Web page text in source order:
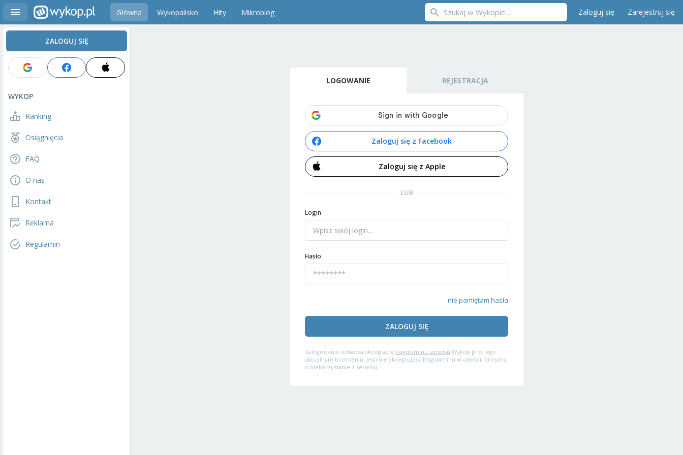
Główna Wykopalisko Hity Mikroblog Zaloguj się Zarejestruj się
ZALOGUJ SIĘ
WYKOP
Ranking
Osiągnięcia
FAQ
O nas
Kontakt
Reklama
Regulamin
LOGOWANIE REJESTRACJA
Zaloguj się z Facebook
Zaloguj się z Apple
LUB
Login
Hasło
nie pamiętam hasła
ZALOGUJ SIĘ
Zalogowanie oznacza akceptację Regulaminu serwisu Wykop.pl w jego
aktualnym brzmieniu. Jeśli nie akceptujesz Regulaminu w całości, prosimy
o niekorzystanie z serwisu.